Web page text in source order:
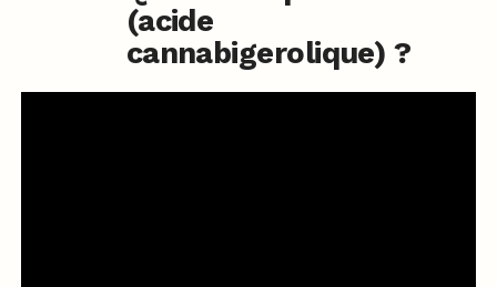
(acide
cannabigerolique) ?